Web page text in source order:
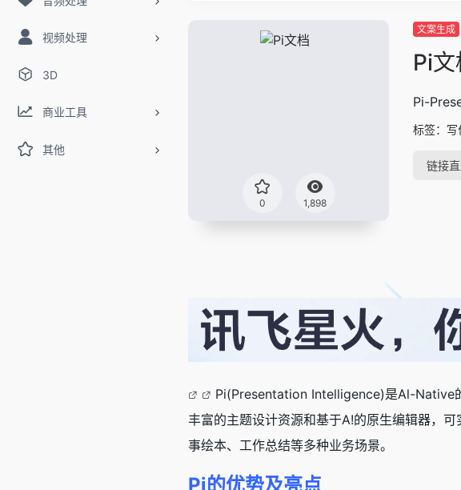
视频处理
3D
商业工具
其他
0 1,898
文案生成
Pi文
Pi-
标签： 写
链接
Pi(Presentation Intelligence)是Al-Native
丰富的主题设计资源和基于A!的原生编辑器，
事绘本、工作总结等多种业务场景。
Pi的优势及亮点